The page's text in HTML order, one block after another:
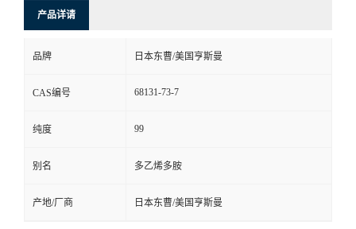
产品详请
品牌 日本东曹/美国亨斯曼
CAS编号 68131-73-7
纯度 99
别名 多乙烯多胺
产地/厂商 日本东曹/美国亨斯曼